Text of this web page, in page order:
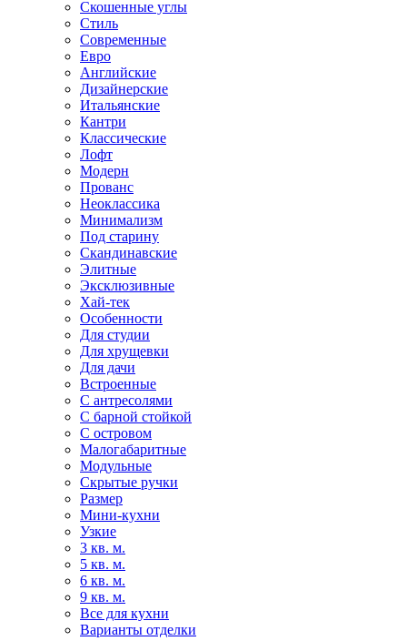
Скошенные углы
Стиль
Современные
Евро
Английские
Дизайнерские
Итальянские
Кантри
Классические
Лофт
Модерн
Прованс
Неоклассика
Минимализм
Под старину
Скандинавские
Элитные
Эксклюзивные
Хай-тек
Особенности
Для студии
Для хрущевки
Для дачи
Встроенные
С антресолями
С барной стойкой
С островом
Малогабаритные
Модульные
Скрытые ручки
Размер
Мини-кухни
Узкие
3 кв. м.
5 кв. м.
6 кв. м.
9 кв. м.
Все для кухни
Варианты отделки